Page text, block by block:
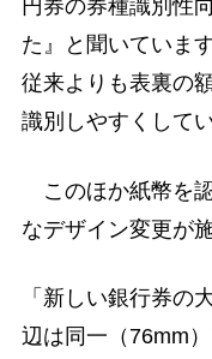
円券の券種識別性
た』と聞いていま
従来よりも表裏の
識別しやすくしてい
このほか紙幣を
なデザイン変更が
「新しい銀行券の
辺は同一（76mm